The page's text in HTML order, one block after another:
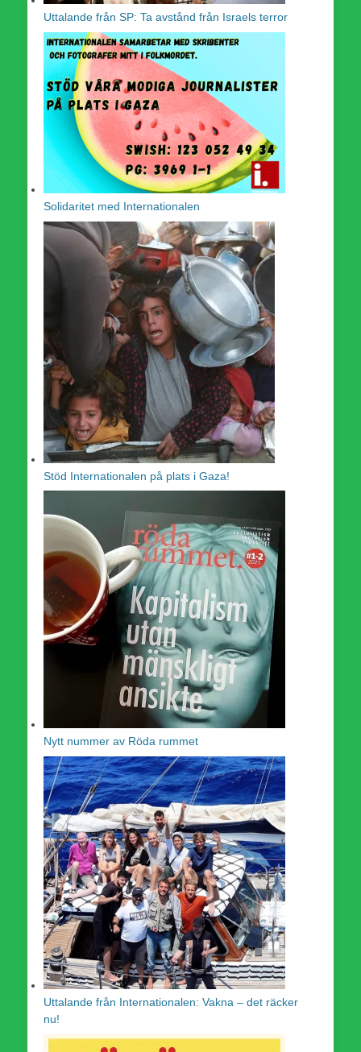
Uttalande från SP: Ta avstånd från Israels terror
Solidaritet med Internationalen
Stöd Internationalen på plats i Gaza!
Nytt nummer av Röda rummet
Uttalande från Internationalen: Vakna – det räcker
nu!